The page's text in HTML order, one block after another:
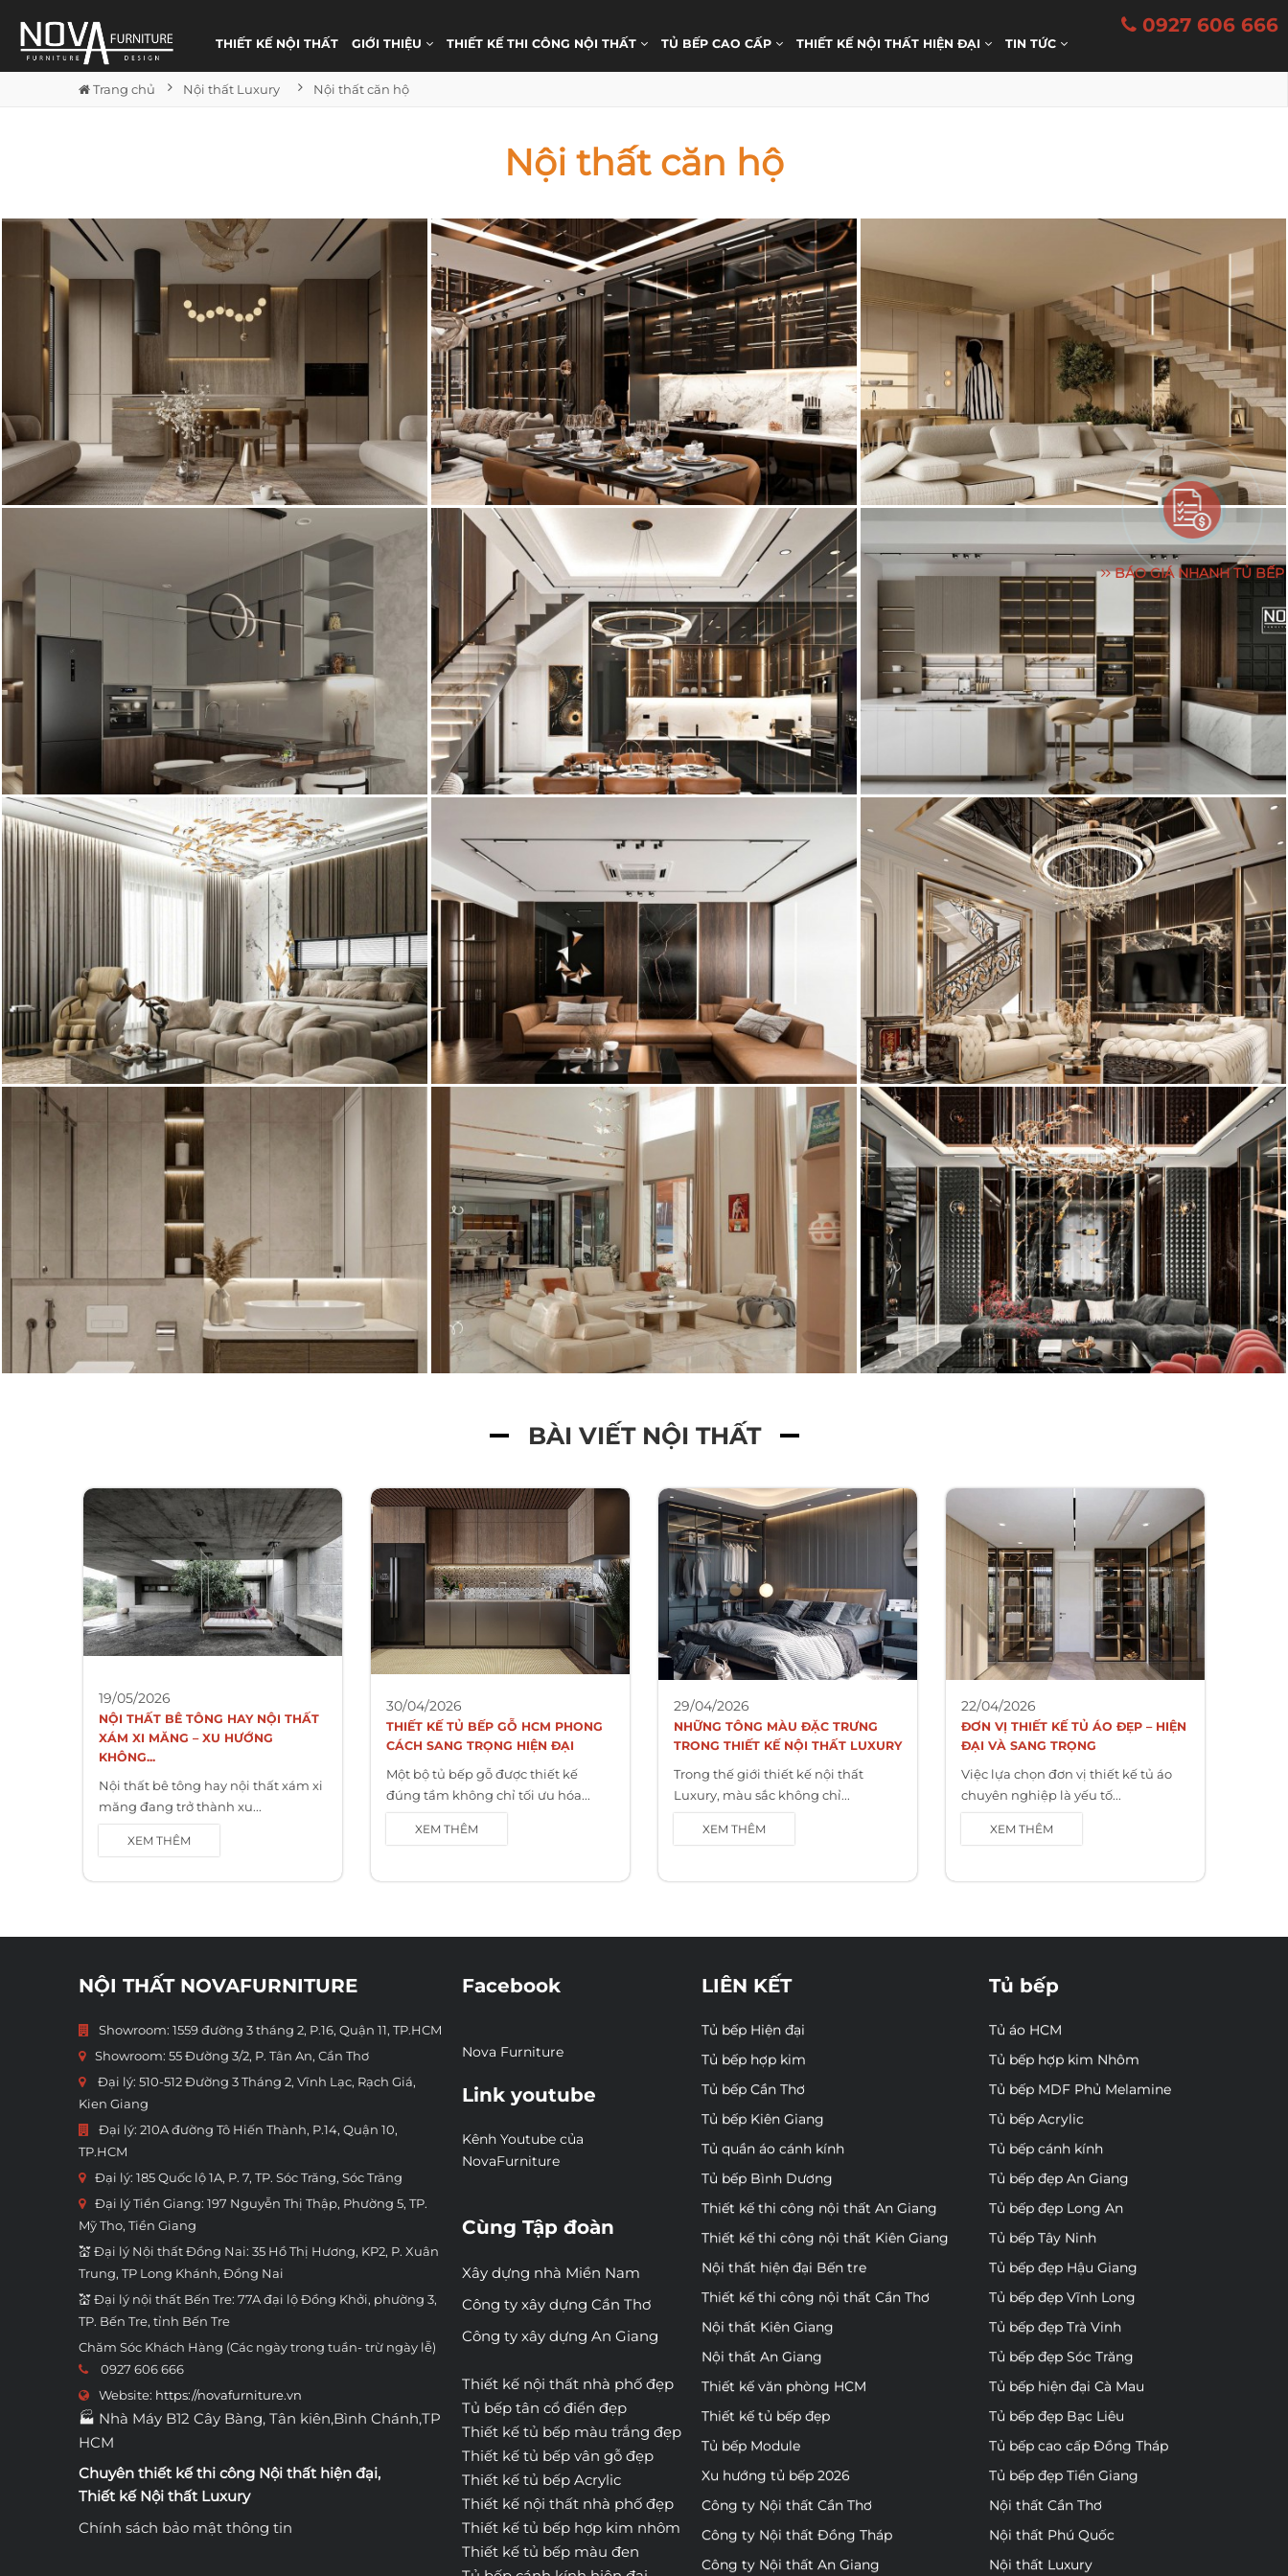
0927 606 666
THIẾT KẾ NỘI THẤT GIỚI THIỆU THIẾT KẾ THI CÔNG NỘI THẤT TỦ BẾP CAO CẤP THIẾT KẾ NỘI THẤT HIỆN ĐẠI TIN TỨC
Trang chủ Nội thất Luxury Nội thất căn hộ
Nội thất căn hộ
BÀI VIẾT NỘI THẤT
19/05/2026
NỘI THẤT BÊ TÔNG HAY NỘI THẤT
XÁM XI MĂNG – XU HƯỚNG
KHÔNG...
Nội thất bê tông hay nội thất xám xi
măng đang trở thành xu...
XEM THÊM
30/04/2026
THIẾT KẾ TỦ BẾP GỖ HCM PHONG
CÁCH SANG TRỌNG HIỆN ĐẠI
Một bộ tủ bếp gỗ được thiết kế
đúng tầm không chỉ tối ưu hóa...
XEM THÊM
29/04/2026
NHỮNG TÔNG MÀU ĐẶC TRƯNG
TRONG THIẾT KẾ NỘI THẤT LUXURY
Trong thế giới thiết kế nội thất
Luxury, màu sắc không chỉ...
XEM THÊM
22/04/2026
ĐƠN VỊ THIẾT KẾ TỦ ÁO ĐẸP – HIỆN
ĐẠI VÀ SANG TRỌNG
Việc lựa chọn đơn vị thiết kế tủ áo
chuyên nghiệp là yếu tố...
XEM THÊM
BÁO GIÁ NHANH TỦ BẾP
NỘI THẤT NOVAFURNITURE
Showroom: 1559 đường 3 tháng 2, P.16, Quận 11, TP.HCM
Showroom: 55 Đường 3/2, P. Tân An, Cần Thơ
Đại lý: 510-512 Đường 3 Tháng 2, Vĩnh Lạc, Rạch Giá,
Kien Giang
Đại lý: 210A đường Tô Hiến Thành, P.14, Quận 10,
TP.HCM
Đại lý: 185 Quốc lộ 1A, P. 7, TP. Sóc Trăng, Sóc Trăng
Đại lý Tiền Giang: 197 Nguyễn Thị Thập, Phường 5, TP.
Mỹ Tho, Tiền Giang
💒 Đại lý Nội thất Đồng Nai: 35 Hồ Thị Hương, KP2, P. Xuân
Trung, TP Long Khánh, Đồng Nai
💒 Đại lý nội thất Bến Tre: 77A đại lộ Đồng Khởi, phường 3,
TP. Bến Tre, tỉnh Bến Tre
Chăm Sóc Khách Hàng (Các ngày trong tuần- trừ ngày lễ)
0927 606 666
Website: https://novafurniture.vn
🏭 Nhà Máy B12 Cây Bàng, Tân kiên,Bình Chánh,TP
HCM
Chuyên thiết kế thi công Nội thất hiện đại,
Thiết kế Nội thất Luxury
Chính sách bảo mật thông tin
Facebook
Nova Furniture
Link youtube
Kênh Youtube của
NovaFurniture
Cùng Tập đoàn
Xây dựng nhà Miền Nam
Công ty xây dựng Cần Thơ
Công ty xây dựng An Giang
Thiết kế nội thất nhà phố đẹp
Tủ bếp tân cổ điển đẹp
Thiết kế tủ bếp màu trắng đẹp
Thiết kế tủ bếp vân gỗ đẹp
Thiết kế tủ bếp Acrylic
Thiết kế nội thất nhà phố đẹp
Thiết kế tủ bếp hợp kim nhôm
Thiết kế tủ bếp màu đen
LIÊN KẾT
Tủ bếp Hiện đại
Tủ bếp hợp kim
Tủ bếp Cần Thơ
Tủ bếp Kiên Giang
Tủ quần áo cánh kính
Tủ bếp Bình Dương
Thiết kế thi công nội thất An Giang
Thiết kế thi công nội thất Kiên Giang
Nội thất hiện đại Bến tre
Thiết kế thi công nội thất Cần Thơ
Nội thất Kiên Giang
Nội thất An Giang
Thiết kế văn phòng HCM
Thiết kế tủ bếp đẹp
Tủ bếp Module
Xu hướng tủ bếp 2026
Công ty Nội thất Cần Thơ
Công ty Nội thất Đồng Tháp
Công ty Nội thất An Giang
Tủ bếp
Tủ áo HCM
Tủ bếp hợp kim Nhôm
Tủ bếp MDF Phủ Melamine
Tủ bếp Acrylic
Tủ bếp cánh kính
Tủ bếp đẹp An Giang
Tủ bếp đẹp Long An
Tủ bếp Tây Ninh
Tủ bếp đẹp Hậu Giang
Tủ bếp đẹp Vĩnh Long
Tủ bếp đẹp Trà Vinh
Tủ bếp đẹp Sóc Trăng
Tủ bếp hiện đại Cà Mau
Tủ bếp đẹp Bạc Liêu
Tủ bếp cao cấp Đồng Tháp
Tủ bếp đẹp Tiền Giang
Nội thất Cần Thơ
Nội thất Phú Quốc
Nội thất Luxury